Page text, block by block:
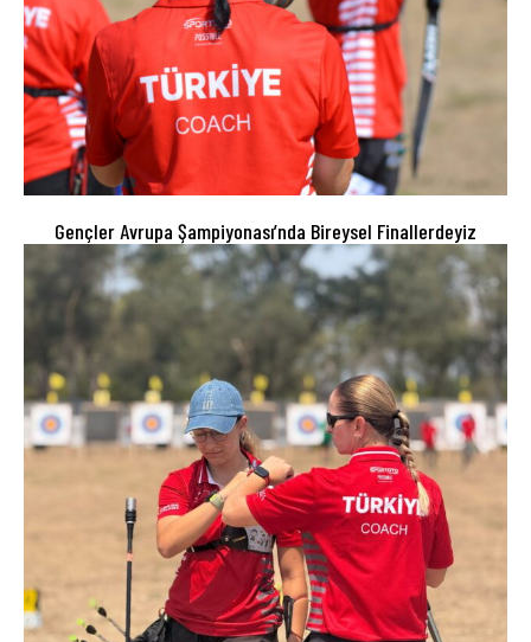
Gençler Avrupa Şampiyonası’nda Bireysel Finallerdeyiz